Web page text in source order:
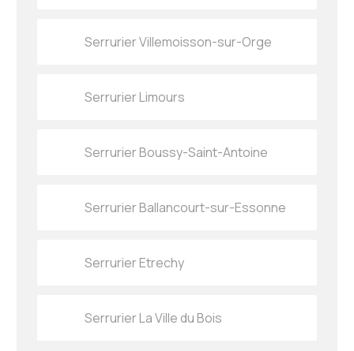
Serrurier Villemoisson-sur-Orge
Serrurier Limours
Serrurier Boussy-Saint-Antoine
Serrurier Ballancourt-sur-Essonne
Serrurier Etrechy
Serrurier La Ville du Bois